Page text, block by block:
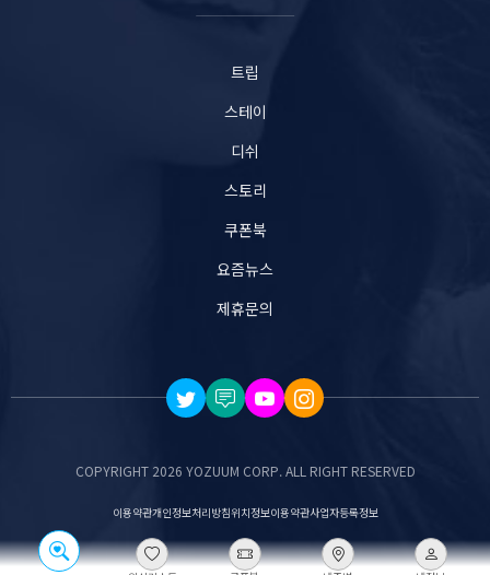
트립
스테이
디쉬
스토리
쿠폰북
요즘뉴스
제휴문의
COPYRIGHT 2026 YOZUUM CORP. ALL RIGHT RESERVED
이용약관개인정보처리방침위치정보이용약관사업자등록정보